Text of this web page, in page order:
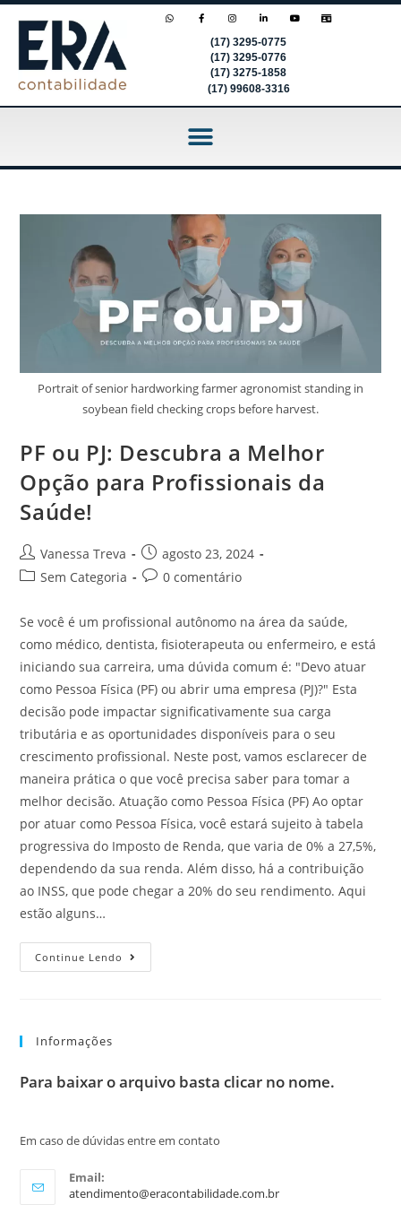
(17) 3295-0775
(17) 3295-0776
(17) 3275-1858
(17) 99608-3316
Portrait of senior hardworking farmer agronomist standing in
soybean field checking crops before harvest.
PF ou PJ: Descubra a Melhor
Opção para Profissionais da
Saúde!
Vanessa Treva
agosto 23, 2024
Sem Categoria
0 comentário
Se você é um profissional autônomo na área da saúde,
como médico, dentista, fisioterapeuta ou enfermeiro, e está
iniciando sua carreira, uma dúvida comum é: "Devo atuar
como Pessoa Física (PF) ou abrir uma empresa (PJ)?" Esta
decisão pode impactar significativamente sua carga
tributária e as oportunidades disponíveis para o seu
crescimento profissional. Neste post, vamos esclarecer de
maneira prática o que você precisa saber para tomar a
melhor decisão. Atuação como Pessoa Física (PF) Ao optar
por atuar como Pessoa Física, você estará sujeito à tabela
progressiva do Imposto de Renda, que varia de 0% a 27,5%,
dependendo da sua renda. Além disso, há a contribuição
ao INSS, que pode chegar a 20% do seu rendimento. Aqui
estão alguns…
Continue Lendo
Informações
Para baixar o arquivo basta clicar no nome.
Em caso de dúvidas entre em contato
Email:
atendimento@eracontabilidade.com.br